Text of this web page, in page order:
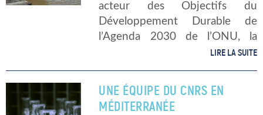
acteur des Objectifs du
Développement Durable de
l’Agenda 2030 de l’ONU, la
Fondation Tara Océan a un but
responsabilité commune.
Fondation Tara Océan est la […]
LIRE LA SUITE
UNE ÉQUIPE DU CNRS EN
MÉDITERRANÉE